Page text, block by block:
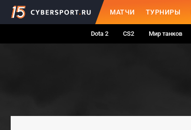
МАТЧИ ТУРНИРЫ
Dota 2 CS2 Мир танков